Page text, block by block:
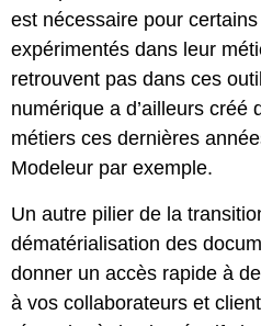
est nécessaire pour
expérimentés dans leur
retrouvent pas dans ces
numérique a d’ailleurs créé
métiers ces dernières
Modeleur par exemple.
Un autre pilier de la
dématérialisation des
donner un accès rapide à
à vos collaborateurs et